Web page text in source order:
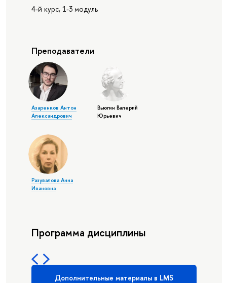
4-й курс, 1-3 модуль
Преподаватели
Азаренков Антон
Александрович
Вьюгин Валерий
Юрьевич
Разувалова Анна
Ивановна
Программа дисциплины
Дополнительные материалы в LMS